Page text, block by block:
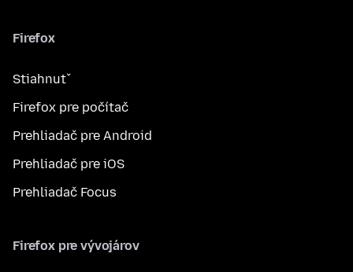
Firefox
Stiahnuť
Firefox pre počítač
Prehliadač pre Android
Prehliadač pre iOS
Prehliadač Focus
Firefox pre vývojárov